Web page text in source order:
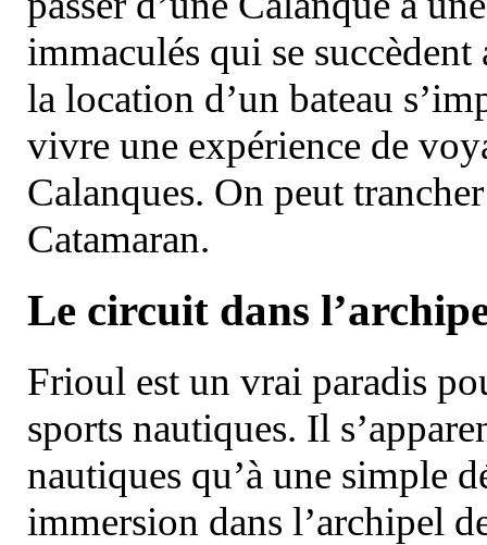
immaculés qui se
la location d’un bateau
vivre une expérience de
Calanques. On peut
Catamaran.
Le circuit dans
Frioul est un vrai paradis
sports nautiques. Il
nautiques qu’à une simple
immersion dans l’archipel